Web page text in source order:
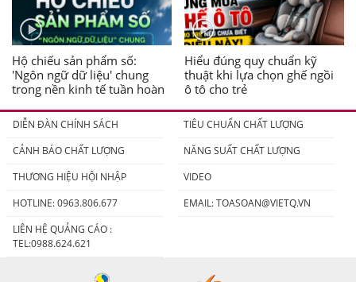
Hộ chiếu sản phẩm số:
'Ngôn ngữ dữ liệu' chung
trong nền kinh tế tuần hoàn
Hiểu đúng quy chuẩn kỹ
thuật khi lựa chọn ghế ngồi
ô tô cho trẻ
DIỄN ĐÀN CHÍNH SÁCH
TIÊU CHUẨN CHẤT LƯỢNG
CẢNH BÁO CHẤT LƯỢNG
NĂNG SUẤT CHẤT LƯỢNG
THƯƠNG HIỆU HỘI NHẬP
VIDEO
HOTLINE: 0963.806.677
EMAIL:TOASOAN@VIETQ.VN
LIÊN HỆ QUẢNG CÁO :
TEL:0988.624.621